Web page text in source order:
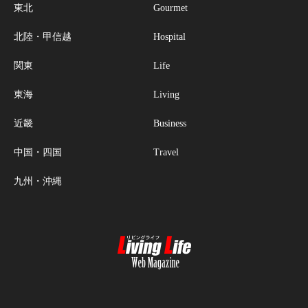
東北
北陸・甲信越
関東
東海
近畿
中国・四国
九州・沖縄
Gourmet
Hospital
Life
Living
Business
Travel